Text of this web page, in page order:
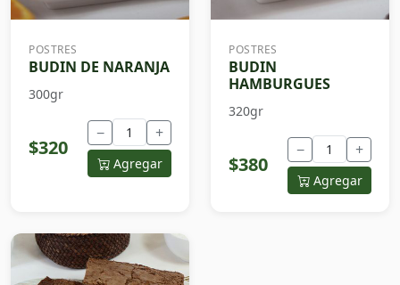
POSTRES
BUDIN DE NARANJA
300gr
$320
− +
Agregar
POSTRES
BUDIN
HAMBURGUES
320gr
$380
− +
Agregar